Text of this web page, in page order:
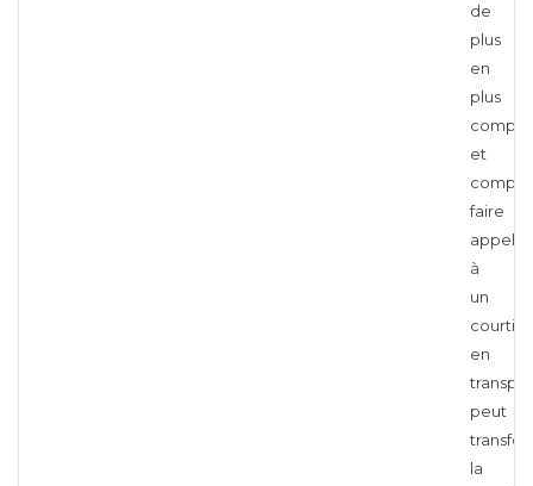
de
plus
en
plus
et
faire
appel
à
un
courtier
en
peut
la